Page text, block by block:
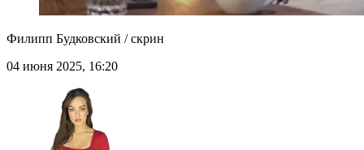
Филипп Будковский / скрин
04 июня 2025, 16:20